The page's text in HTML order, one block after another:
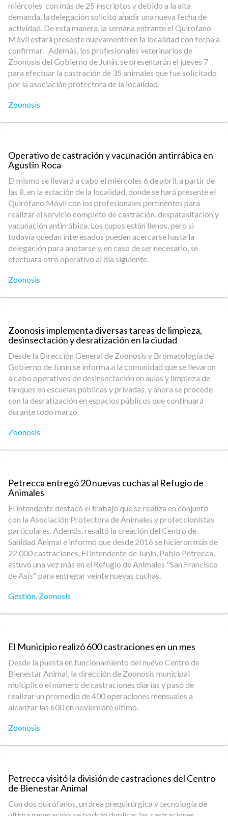
miércoles con más de 25 inscriptos y debido a la alta
demanda, la delegación solicitó añadir una nueva fecha de
actividad. De esta manera, la semana entrante el Quirófano
Móvil estará presente nuevamente en la localidad con fecha a
confirmar. Además, los profesionales veterinarios de
Zoonosis del Gobierno de Junín, se presentarán el jueves 7
para efectuar la castración de 35 animales que fue solicitado
por la asociación protectora de la localidad.
Zoonosis
Operativo de castración y vacunación antirrábica en
Agustín Roca
El mismo se llevará a cabo el miércoles 6 de abril, a partir de
las 8, en la estación de la localidad, donde se hará presente el
Quirófano Móvil con los profesionales pertinentes para
realizar el servicio completo de castración, desparasitación y
vacunación antirrábica. Los cupos están llenos, pero si
todavía quedan interesados pueden acercarse hasta la
delegación para anotarse y, en caso de ser necesario, se
efectuará otro operativo al día siguiente.
Zoonosis
Zoonosis implementa diversas tareas de limpieza,
desinsectación y desratización en la ciudad
Desde la Dirección General de Zoonosis y Bromatología del
Gobierno de Junín se informa a la comunidad que se llevaron
a cabo operativos de desinsectación en aulas y limpieza de
tanques en escuelas públicas y privadas, y ahora se procede
con la desratización en espacios públicos que continuará
durante todo marzo.
Zoonosis
Petrecca entregó 20 nuevas cuchas al Refugio de
Animales
El intendente destacó el trabajo que se realiza en conjunto
con la Asociación Protectora de Animales y proteccionistas
particulares. Además, resaltó la creación del Centro de
Sanidad Animal e informó que desde 2016 se hicieron más de
22.000 castraciones. El intendente de Junín, Pablo Petrecca,
estuvo una vez más en el Refugio de Animales "San Francisco
de Asís" para entregar veinte nuevas cuchas.
Gestión, Zoonosis
El Municipio realizó 600 castraciones en un mes
Desde la puesta en funcionamiento del nuevo Centro de
Bienestar Animal, la dirección de Zoonosis municipal
multiplicó el número de castraciones diarias y pasó de
realizar un promedio de 400 operaciones mensuales a
alcanzar las 600 en noviembre último.
Zoonosis
Petrecca visitó la división de castraciones del Centro
de Bienestar Animal
Con dos quirófanos, un área prequirúrgica y tecnología de